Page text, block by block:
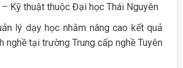
Kỹ thuật thuộc Đại học Thái Nguyên
lý dạy học nhằm nâng cao kết quả
nghề tại trường Trung cấp nghề Tuyên